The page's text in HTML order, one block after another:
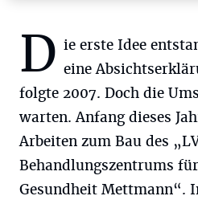
D ie erste Idee
eine
folgte 2007. Doch die
warten. Anfang dieses
Arbeiten zum Bau des
Behandlungszentrums
Gesundheit Mettmann“.